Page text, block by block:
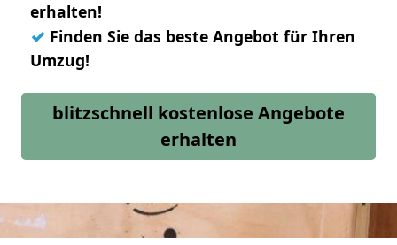
erhalten!
✓ Finden Sie das beste Angebot für Ihren
Umzug!
blitzschnell kostenlose Angebote
erhalten